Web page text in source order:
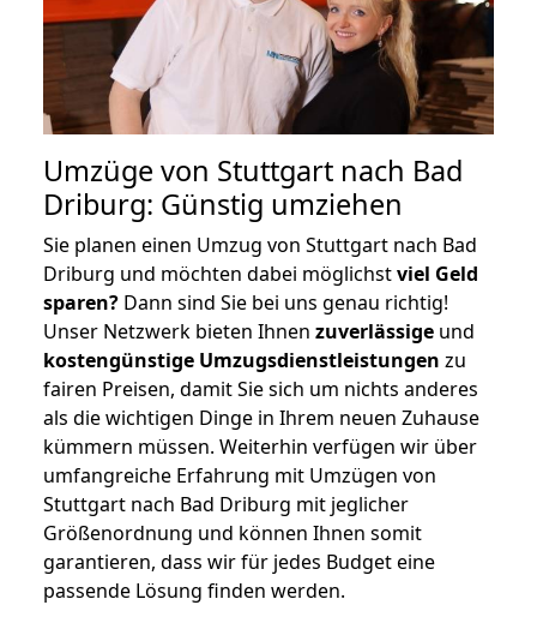
Umzüge von Stuttgart nach Bad
Driburg: Günstig umziehen
Sie planen einen Umzug von Stuttgart nach Bad
Driburg und möchten dabei möglichstviel Geld
sparen? Dann sind Sie bei uns genau richtig!
Unser Netzwerk bieten Ihnen zuverlässige und
kostengünstige Umzugsdienstleistungen zu
fairen Preisen, damit Sie sich um nichts anderes
als die wichtigen Dinge in Ihrem neuen Zuhause
kümmern müssen. Weiterhin verfügen wir über
umfangreiche Erfahrung mit Umzügen von
Stuttgart nach Bad Driburg mit jeglicher
Größenordnung und können Ihnen somit
garantieren, dass wir für jedes Budget eine
passende Lösung finden werden.